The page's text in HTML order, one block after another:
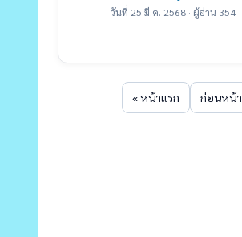
วันที่ 25 มี.ค. 2568 · ผู้อ่าน 354
« หน้าแรก ก่อนหน้า